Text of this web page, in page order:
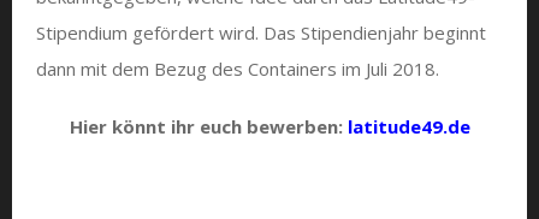
Stipendium gefördert wird. Das Stipendienjahr beginnt
dann mit dem Bezug des Containers im Juli 2018.
Hier könnt ihr euch bewerben: latitude49.de